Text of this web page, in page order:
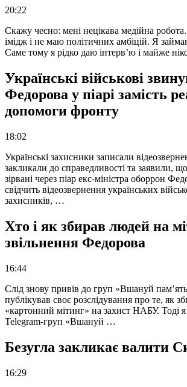
20:22
Скажу чесно: мені нецікава медійна
імідж і не маю політичних амбіцій. Я
Саме тому я рідко даю інтерв’ю і майже
Українські військові
Федорова у піарі замість
допомоги фронту
18:02
Українські захисники записали
закликали до справедливості та заявили,
зірвані через піар екс-міністра оборрон
свідчить відеозвернення українських
захисників, …
Хто і як збирав людей на
звільнення Федорова
16:44
Слід знову привів до груп «Вшануй
публікував своє розслідування про те, як
«картонний мітинг» на захист НАБУ. Тоді
Telegram-груп «Вшануй …
Безугла закликає валити
16:29